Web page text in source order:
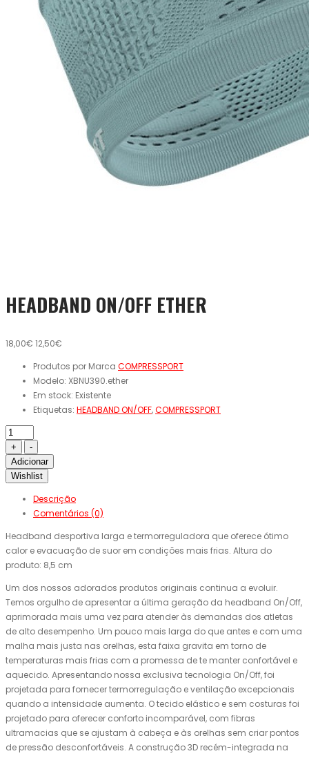
HEADBAND ON/OFF ETHER
18,00€ 12,50€
Produtos por Marca COMPRESSPORT
Modelo: XBNU390.ether
Em stock: Existente
Etiquetas: HEADBAND ON/OFF,COMPRESSPORT
Adicionar
Wishlist
Descrição
Comentários (0)
Headband desportiva larga e termorreguladora que oferece ótimo
calor e evacuação de suor em condições mais frias. Altura do
produto: 8,5 cm
Um dos nossos adorados produtos originais continua a evoluir.
Temos orgulho de apresentar a última geração da headband On/Off,
aprimorada mais uma vez para atender às demandas dos atletas
de alto desempenho. Um pouco mais larga do que antes e com uma
malha mais justa nas orelhas, esta faixa gravita em torno de
temperaturas mais frias com a promessa de te manter confortável e
aquecido. Apresentando nossa exclusiva tecnologia On/Off, foi
projetada para fornecer termorregulação e ventilação excepcionais
quando a intensidade aumenta. O tecido elástico e sem costuras foi
projetado para oferecer conforto incomparável, com fibras
ultramacias que se ajustam à cabeça e às orelhas sem criar pontos
de pressão desconfortáveis. A construção 3D recém-integrada na